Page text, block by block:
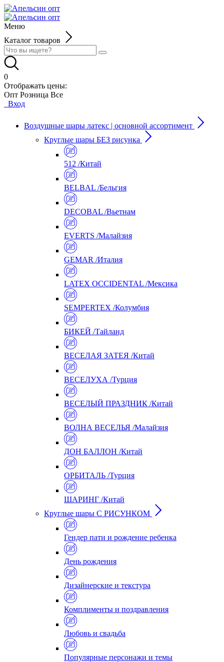
Меню
Каталог товаров
0
Отображать цены:
Опт Розница Все
Вход
Воздушные шары латекс | основной ассортимент
Круглые шары БЕЗ рисунка
512 /Китай
BELBAL /Бельгия
DECOBAL /Вьетнам
EVERTS /Малайзия
GEMAR /Италия
LATEX OCCIDENTAL /Мексика
SEMPERTEX /Колумбия
БИКЕЙ /Тайланд
ВЕСЕЛАЯ ЗАТЕЯ /Китай
ВЕСЕЛУХА /Турция
ВЕСЕЛЫЙ ПРАЗДНИК /Китай
ВОЛНА ВЕСЕЛЬЯ /Малайзия
ДОН БАЛЛОН /Китай
ОРБИТАЛЬ /Турция
ШАРИНГ /Китай
Круглые шары С РИСУНКОМ
Гендер пати и рождение ребенка
День рождения
Дизайнерские и текстура
Комплименты и поздравления
Любовь и свадьба
Популярные персонажи и темы